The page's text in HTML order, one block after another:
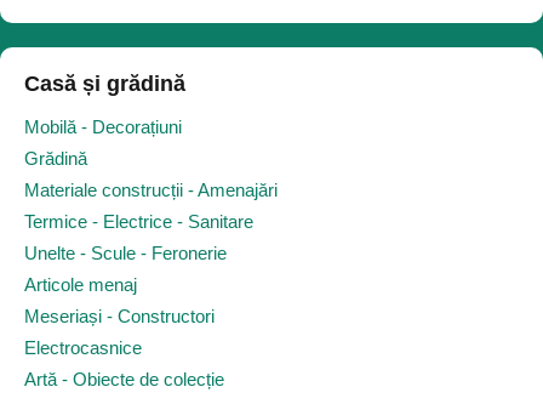
Casă și grădină
Mobilă - Decorațiuni
Grădină
Materiale construcții - Amenajări
Termice - Electrice - Sanitare
Unelte - Scule - Feronerie
Articole menaj
Meseriași - Constructori
Electrocasnice
Artă - Obiecte de colecție